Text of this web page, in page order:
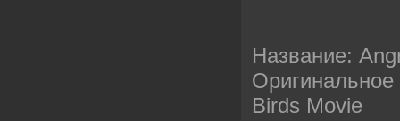
Название:
Birds Movie